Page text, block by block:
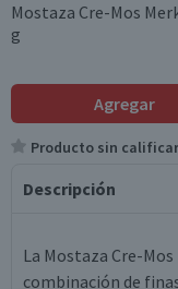
Mostaza Cre-Mos
g
Agregar
Producto sin calificar
Descripción
La Mostaza Cre-
combinación de